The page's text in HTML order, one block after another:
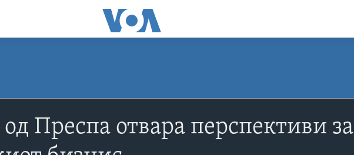
Преспа отвара перспективи за